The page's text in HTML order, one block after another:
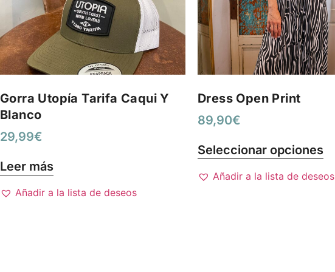
Gorra Utopía Tarifa Caqui Y
Blanco
29,99€
Leer más
Añadir a la lista de deseos
Dress Open Print
89,90€
Seleccionar opciones
Añadir a la lista de deseos